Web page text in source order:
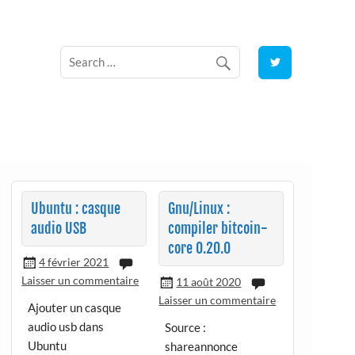
Ubuntu : casque
audio USB
4 février 2021
Laisser un commentaire
Ajouter un casque
audio usb dans
Ubuntu
Gnu/Linux :
compiler bitcoin-
core 0.20.0
11 août 2020
Laisser un commentaire
Source :
shareannonce